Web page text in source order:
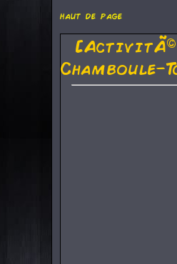
haut de page
[ActivitÃ©
Chamboule-